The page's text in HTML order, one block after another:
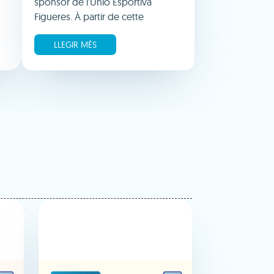
Figueres. À partir de cette
LLEGIR MÉS